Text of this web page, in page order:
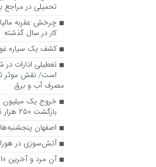
تحمیلی در مراجع
چرخش عقربه
کار در سال گذشته
کشف یک سیاره
تعطیلی ادارات در
است/ نقش موثر
مصرف آب و برق
خروج یک میلیون
بازگشت ۲۵۰ هزار نفر به کشور
اصفهان
آتش‌سوزی در
آن مرد و آخرین